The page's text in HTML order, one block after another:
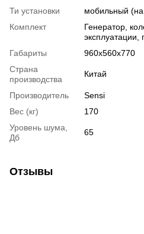
Ти установки
мобильный (на
Комплект
Генератор,
эксплуатации,
Габариты
960х560х770
Страна
производства
Китай
Производитель
Sensi
Вес (кг)
170
Уровень шума,
Дб
65
Отзывы